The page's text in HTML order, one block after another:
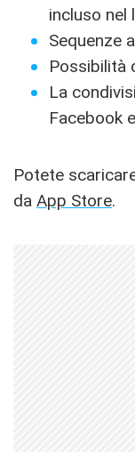
incluso
Sequenze
Possibilità
La
Facebook
Potete
da App Store.